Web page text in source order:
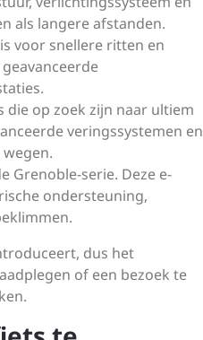
als langere afstanden.
voor snellere ritten en
die op zoek zijn naar ultiem
veringssystemen en
Grenoble-serie. Deze e-
ondersteuning,
dus het
of een bezoek te